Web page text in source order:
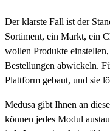
Der klarste Fall ist der
Sortiment, ein Markt, ein
wollen Produkte
Bestellungen abwickeln.
Plattform gebaut, und sie
Medusa gibt Ihnen an
können jedes Modul